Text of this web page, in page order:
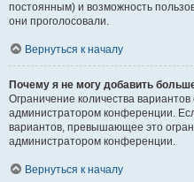
постоянным) и возможность
они проголосовали.
Вернуться к началу
Почему я не могу добавить
Ограничение количества вариантов
администратором конференции.
вариантов, превышающее это
администратором конференции.
Вернуться к началу